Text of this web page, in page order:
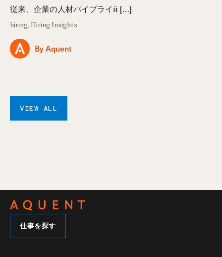
従来、企業の人材パイプライӥ […]
hiring, Hiring Insights
By Aquent
VIEW ALL
仕事を探す